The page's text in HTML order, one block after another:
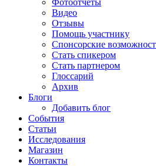
Фотоотчеты
Видео
Отзывы
Помощь участнику
Спонсорские
Стать спикером
Стать партнером
Глоссарий
Архив
Блоги
Добавить блог
События
Статьи
Исследования
Магазин
Контакты